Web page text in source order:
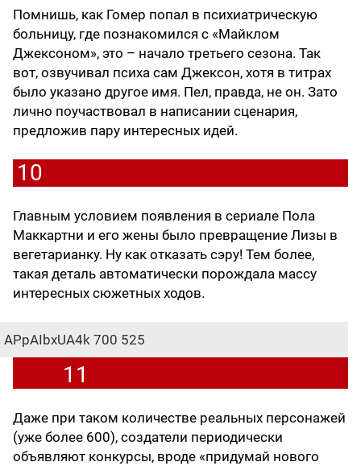
Помнишь, как Гомер попал в психиатрическую
больницу, где познакомился с «Майклом
Джексоном», это – начало третьего сезона. Так
вот, озвучивал психа сам Джексон, хотя в титрах
было указано другое имя. Пел, правда, не он. Зато
лично поучаствовал в написании сценария,
предложив пару интересных идей.
10
Главным условием появления в сериале Пола
Маккартни и его жены было превращение Лизы в
вегетарианку. Ну как отказать сэру! Тем более,
такая деталь автоматически порождала массу
интересных сюжетных ходов.
APpAIbxUA4k 700 525
11
Даже при таком количестве реальных персонажей
(уже более 600), создатели периодически
объявляют конкурсы, вроде «придумай нового